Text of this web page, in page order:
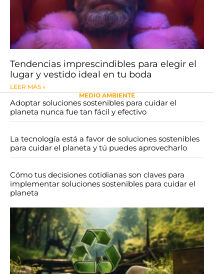
Tendencias imprescindibles para elegir el
lugar y vestido ideal en tu boda
LEER MÁS »
MEDIO AMBIENTE
Adoptar soluciones sostenibles para cuidar el
planeta nunca fue tan fácil y efectivo
La tecnología está a favor de soluciones sostenibles
para cuidar el planeta y tú puedes aprovecharlo
Cómo tus decisiones cotidianas son claves para
implementar soluciones sostenibles para cuidar el
planeta